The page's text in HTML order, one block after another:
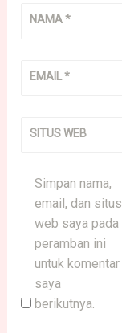
NAMA*
EMAIL*
SITUS WEB
Simpan nama,
email, dan situs
web saya pada
peramban ini
untuk komentar
saya
berikutnya.